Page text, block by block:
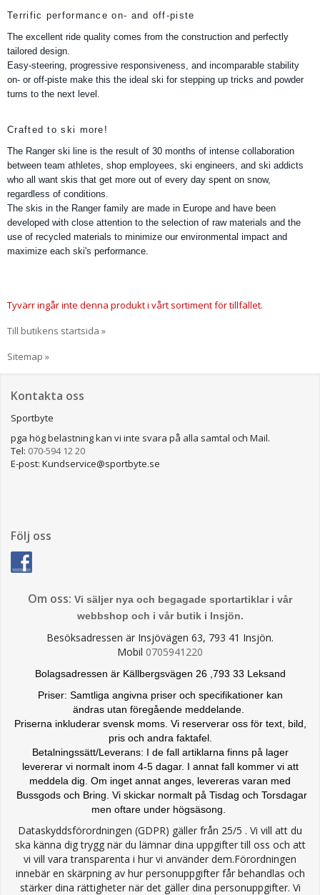
Terrific performance on- and off-piste
The excellent ride quality comes from the construction and perfectly
tailored design.
Easy-steering, progressive responsiveness, and incomparable stability
on- or off-piste make this the ideal ski for stepping up tricks and powder
turns to the next level.
Crafted to ski more!
The Ranger ski line is the result of 30 months of intense collaboration
between team athletes, shop employees, ski engineers, and ski addicts
who all want skis that get more out of every day spent on snow,
regardless of conditions.
The skis in the Ranger family are made in Europe and have been
developed with close attention to the selection of raw materials and the
use of recycled materials to minimize our environmental impact and
maximize each ski's performance.
Tyvärr ingår inte denna produkt i vårt sortiment för tillfället.
Till butikens startsida »
Sitemap »
Kontakta oss
Sportbyte
pga hög belastning kan vi inte svara på alla samtal och Mail.
Tel: 070-594 12 20
E-post: Kundservice@sportbyte.se
Följ oss
Om oss: Vi säljer nya och begagade sportartiklar i vår
webbshop och i vår butik i Insjön.
Besöksadressen är Insjövägen 63, 793 41 Insjön.
Mobil 0705941220
Bolagsadressen är Källbergsvägen 26 ,793 33 Leksand
Priser: Samtliga angivna priser och specifikationer kan
ändras utan föregående meddelande.
Priserna inkluderar svensk moms. Vi reserverar oss för text, bild,
pris och andra faktafel.
Betalningssätt/Leverans: I de fall artiklarna finns på lager
levererar vi normalt inom 4-5 dagar. I annat fall kommer vi att
meddela dig. Om inget annat anges, levereras varan med
Bussgods och Bring. Vi skickar normalt på Tisdag och Torsdagar
men oftare under högsäsong.
Dataskyddsförordningen (GDPR) gäller från 25/5 . Vi vill att du
ska känna dig trygg när du lämnar dina uppgifter till oss och att
vi vill vara transparenta i hur vi använder dem.Förordningen
innebär en skärpning av hur personuppgifter får behandlas och
stärker dina rättigheter när det gäller dina personuppgifter. Vi